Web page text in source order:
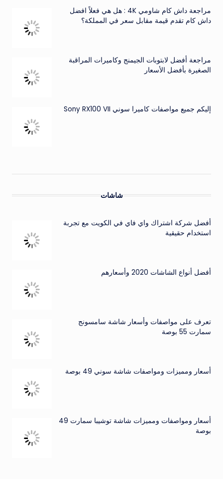
مراجعة داش كام شاومي 4K : هل هي فعلاً افضل
داش كام تقدم قيمة مقابل سعر في المملكة؟
مراجعة أفضل لابتوبات الجيمنج وكاميرات المراقبة
الصغيرة بأفضل الأسعار
إليكم جميع مواصفات كاميرا سوني Sony RX100 VII
شاشات
أفضل شركة اشتراك واي فاي في الكويت مع تجربة
استخدام حقيقية
أفضل أنواع الشاشات 2020 وأسعارهم
تعرف على مواصفات وأسعار شاشة سامسونج
سمارت 55 بوصة
أسعار ومميزات ومواصفات شاشة سوني 49 بوصة
أسعار ومواصفات ومميزات شاشة توشيبا سمارت 49
بوصة